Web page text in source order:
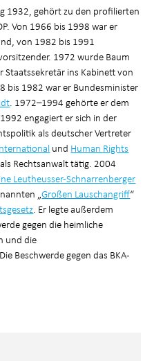
1932, gehört zu den profilierten
Von 1966 bis 1998 war er
von 1982 bis 1991
1972 wurde Baum
Staatssekretär ins Kabinett von
bis 1982 war er Bundesminister
. 1972–1994 gehörte er dem
engagiert er sich in der
als deutscher Vertreter
und Human Rights
Rechtsanwalt tätig. 2004
Leutheusser-Schnarrenberger
„Großen Lauschangriff“
. Er legte außerdem
gegen die heimliche
und die
Beschwerde gegen das BKA-